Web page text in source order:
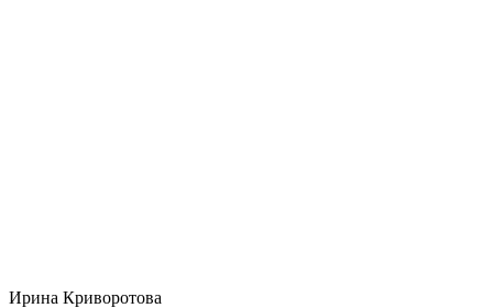
Ирина Криворотова